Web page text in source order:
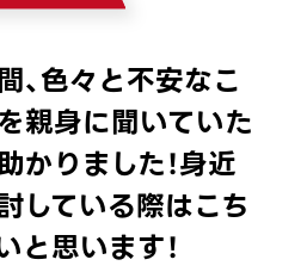
、色々と不安なこ
親身に聞いていた
かりました！身近
している際はこち
と思います！